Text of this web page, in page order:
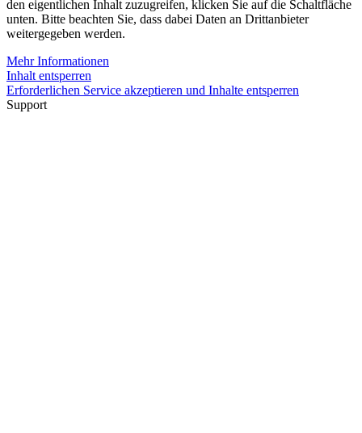
den eigentlichen Inhalt zuzugreifen, klicken Sie auf die Schaltfläche
unten. Bitte beachten Sie, dass dabei Daten an Drittanbieter
weitergegeben werden.
Mehr Informationen
Inhalt entsperren
Erforderlichen Service akzeptieren und Inhalte entsperren
Support